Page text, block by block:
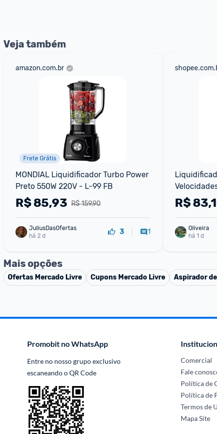
Veja também
amazon.com.br
Frete Grátis
MONDIAL Liquidificador Turbo Power
Preto 550W 220V - L-99 FB
R$ 159,90
R$85,93
JuliusDasOfertas
há 2 d
3 1
R$
há 1 d
Mais opções
Ofertas Mercado Livre Cupons Mercado Livre Aspirador
Promobit no WhatsApp
Entre no nosso grupo exclusivo
escaneando o QR Code
Comercial
Fale
Política de
Política de
Termos de
Mapa Site